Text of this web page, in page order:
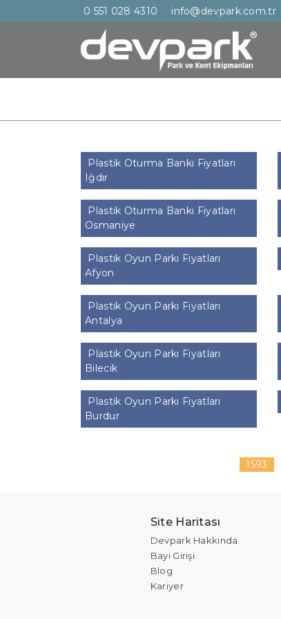
0 551 028 4310 info@devpark.com.tr
Plastik Oturma Bankı Fiyatları
Iğdır
Plastik Oturma Bankı Fiyatları
Osmaniye
Plastik Oyun Parkı Fiyatları
Afyon
Plastik Oyun Parkı Fiyatları
Antalya
Plastik Oyun Parkı Fiyatları
Bilecik
Plastik Oyun Parkı Fiyatları
Burdur
1593
Site Haritası
Devpark Hakkında
Bayi Girişi
Blog
Kariyer